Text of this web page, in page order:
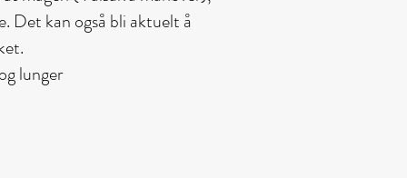
Det kan også bli aktuelt å
lunger